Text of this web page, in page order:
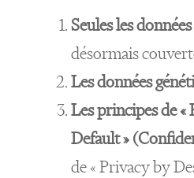
Seules les
désormais
Les données
Les principes de
Default »
de « Privacy by